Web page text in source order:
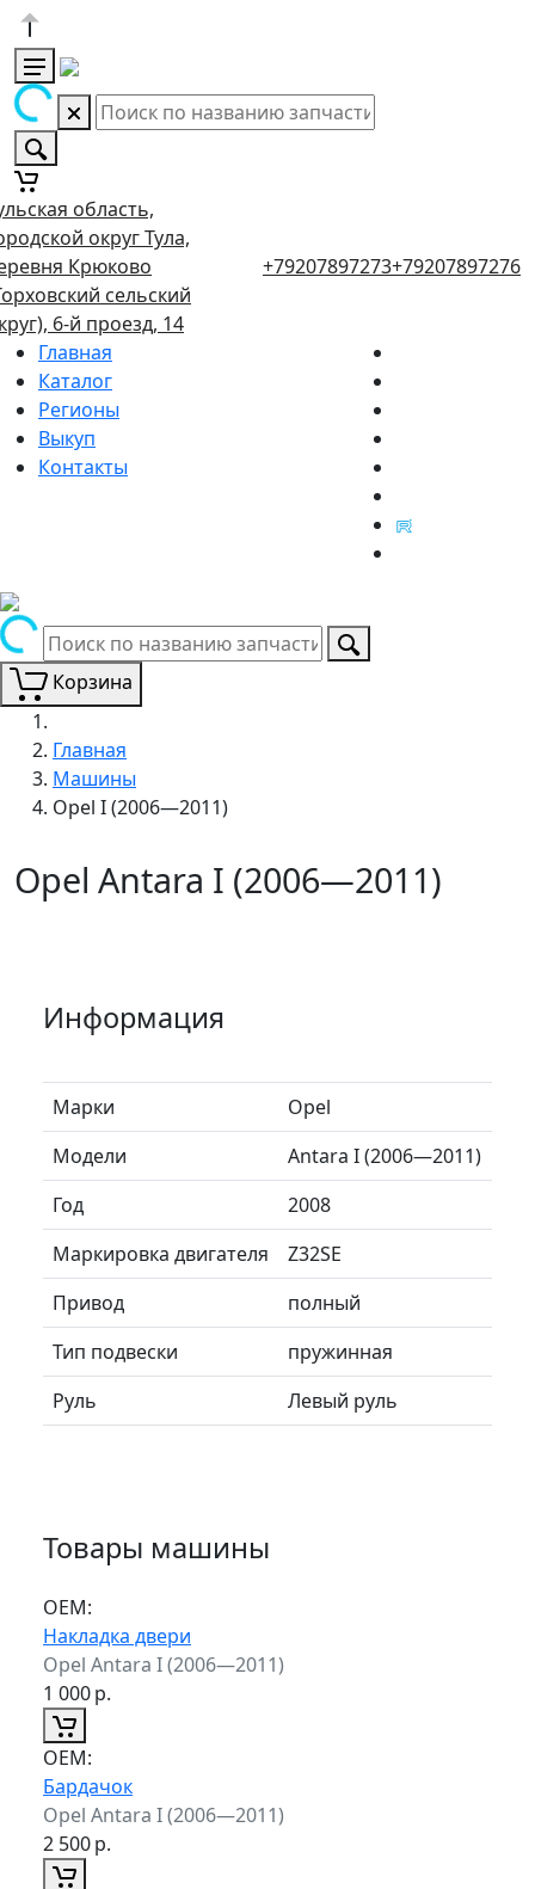
область,
округ Тула,
Крюково
сельский
6-й проезд, 14
+79207897273+79207897276
Главная
Каталог
Регионы
Выкуп
Контакты
Корзина
Главная
Машины
Opel I (2006—2011)
Opel Antara I (2006—2011)
Информация
Марки
Opel
Модели
Antara I (2006—2011)
Год
2008
Маркировка двигателя
Z32SE
Привод
полный
Тип подвески
пружинная
Руль
Левый руль
Товары машины
ОЕМ:
Накладка двери
Opel Antara I (2006—2011)
1 000р.
ОЕМ:
Бардачок
Opel Antara I (2006—2011)
2 500р.